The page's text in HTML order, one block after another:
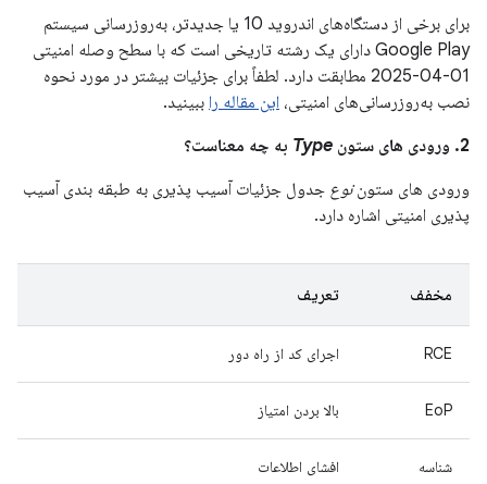
برای برخی از دستگاه‌های اندروید 10 یا جدیدتر، به‌روزرسانی سیستم
Google Play دارای یک رشته تاریخی است که با سطح وصله امنیتی
01-04-2025 مطابقت دارد. لطفاً برای جزئیات بیشتر در مورد نحوه
نصب به‌روزرسانی‌های امنیتی، این مقاله را ببینید.
2. ورودی های ستون
Type به چه معناست؟
ورودی های ستوننوع جدول جزئیات آسیب پذیری به طبقه بندی آسیب
پذیری امنیتی اشاره دارد.
مخفف تعریف
RCE اجرای کد از راه دور
EoP بالا بردن امتیاز
شناسه افشای اطلاعات